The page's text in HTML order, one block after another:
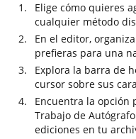
Elige cómo quieres
cualquier método
En el editor,
prefieras para una
Explora la barra de
cursor sobre sus
Encuentra la opción
Trabajo de
ediciones en tu